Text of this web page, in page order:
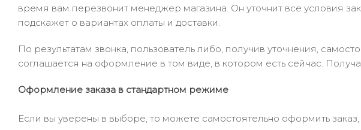
время вам перезвонит менеджер магазина. Он уточнит все условия
подскажет о вариантах оплаты и доставки.
По результатам звонка, пользователь либо, получив уточнения,
соглашается на оформление в том виде, в котором есть сейчас.
Оформление заказа в стандартном режиме
Если вы уверены в выборе, то можете самостоятельно оформить